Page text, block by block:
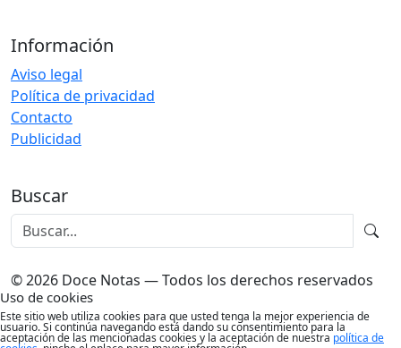
Información
Aviso legal
Política de privacidad
Contacto
Publicidad
Buscar
© 2026 Doce Notas — Todos los derechos reservados
Uso de cookies
Este sitio web utiliza cookies para que usted tenga la mejor experiencia de
usuario. Si continúa navegando está dando su consentimiento para la
aceptación de las mencionadas cookies y la aceptación de nuestra política de